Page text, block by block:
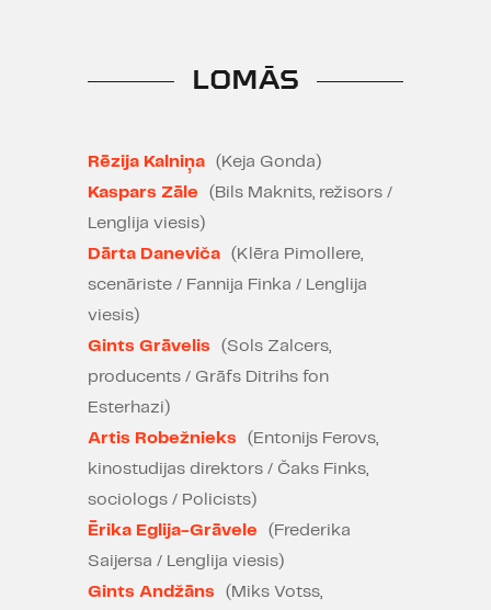
Visi sapņo par ideālu pasauli un
pret aci? Izrādās, ka ideāli atšķiras
no reālās dzīves, tos nav
iespējams sasniegt, tiem nav
iespējams sekot. Un cena par
Bet cilvēki tāpat turpina bezcerīgi
meklēt un cerēt, un gaidīt to, kas
viņus darīs laimīgus.
Luga ar oriģinālo nosaukumu
30.gados un nekad nav tikusi
publicēta vai uzvesta Ainas
Rendas dzīves laikā.
Dziesmas “I Dreamed A Melody” vārdu
LOMĀS
Rēzija Kalniņa
(Keja Gonda)
Kaspars Zāle
(Bils Maknits, režisors /
Lenglija viesis)
Dārta Daneviča
(Klēra Pimollere,
scenāriste / Fannija Finka / Lenglija
viesis)
Gints Grāvelis
(Sols Zalcers,
producents / Grāfs Ditrihs fon
Esterhazi)
Artis Robežnieks
(Entonijs Ferovs,
kinostudijas direktors / Čaks Finks,
sociologs / Policists)
Ērika Eglija-Grāvele
(Frederika
Saijersa / Lenglija viesis)
Gints Andžāns
(Miks Votss,